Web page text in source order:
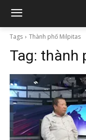
Tags Thành phố Milpitas
Tag: thành